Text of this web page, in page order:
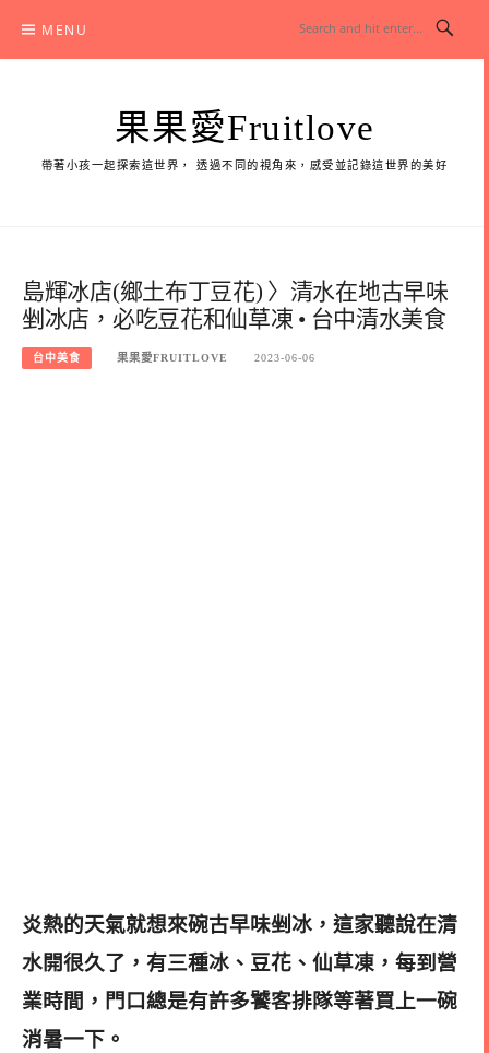
content
MENU
果果愛Fruitlove
帶著小孩一起探索這世界， 透過不同的視角來，感受並記錄這世界的美好
島輝冰店(鄉土布丁豆花) 〉清水在地古早味
剉冰店，必吃豆花和仙草凍 • 台中清水美食
台中美食 果果愛FRUITLOVE 2023-06-06
炎熱的天氣就想來碗古早味剉冰，這家聽說在清
水開很久了，有三種冰、豆花、仙草凍，每到營
業時間，門口總是有許多饕客排隊等著買上一碗
消暑一下 。